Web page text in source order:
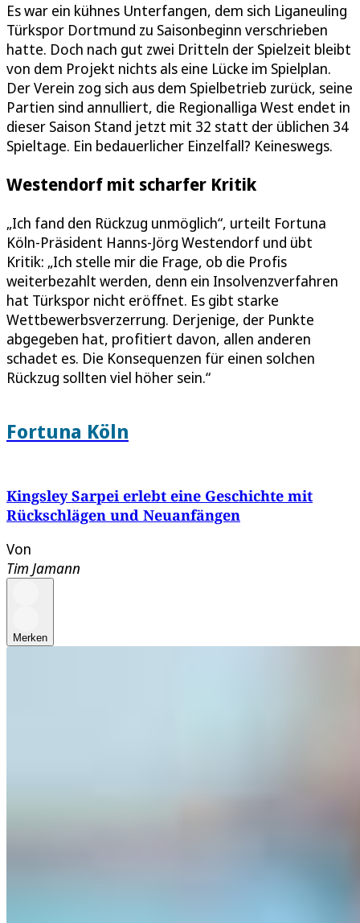
Es war ein kühnes Unterfangen, dem sich Liganeuling
Türkspor Dortmund zu Saisonbeginn verschrieben
hatte. Doch nach gut zwei Dritteln der Spielzeit bleibt
von dem Projekt nichts als eine Lücke im Spielplan.
Der Verein zog sich aus dem Spielbetrieb zurück, seine
Partien sind annulliert, die Regionalliga West endet in
dieser Saison Stand jetzt mit 32 statt der üblichen 34
Spieltage. Ein bedauerlicher Einzelfall? Keineswegs.
Westendorf mit scharfer Kritik
„Ich fand den Rückzug unmöglich“, urteilt Fortuna
Köln-Präsident Hanns-Jörg Westendorf und übt
Kritik: „Ich stelle mir die Frage, ob die Profis
weiterbezahlt werden, denn ein Insolvenzverfahren
hat Türkspor nicht eröffnet. Es gibt starke
Wettbewerbsverzerrung. Derjenige, der Punkte
abgegeben hat, profitiert davon, allen anderen
schadet es. Die Konsequenzen für einen solchen
Rückzug sollten viel höher sein.“
Fortuna Köln
Kingsley Sarpei erlebt eine Geschichte mit
Rückschlägen und Neuanfängen
Von
Tim Jamann
Merken